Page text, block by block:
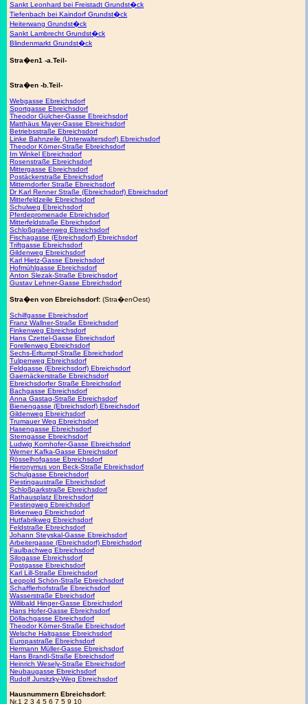
Sankt Leonhard bei Freistadt Grundst�ck
Tiefenbach bei Kaindorf Grundst�ck
Heiterwang Grundst�ck
Sankt Lambrecht Grundst�ck
Blindenmarkt Grundst�ck
Stra�en1 -a.Teil-
Stra�en -b.Teil-
Webgasse Ebreichsdorf
Sportgasse Ebreichsdorf
Theodor Gülcher-Gasse Ebreichsdorf
Matthäus Mayer-Gasse Ebreichsdorf
Betriebsstraße Ebreichsdorf
Linke Bahnzeile (Unterwaltersdorf) Ebreichsdorf
Theodor Körner-Straße Ebreichsdorf
Im Winkel Ebreichsdorf
Rosenstraße Ebreichsdorf
Mittergasse Ebreichsdorf
Postäckerstraße Ebreichsdorf
Mitterndorfer Straße Ebreichsdorf
Dr Karl Renner Straße (Ebreichsdorf) Ebreichsdorf
Mitterfeldzeile Ebreichsdorf
Schulweg Ebreichsdorf
Pferdepromenade Ebreichsdorf
Mitterfeldstraße Ebreichsdorf
Schloßgrabenweg Ebreichsdorf
Fischagasse (Ebreichsdorf) Ebreichsdorf
Triftgasse Ebreichsdorf
Gildenweg Ebreichsdorf
Karl Hietz-Gasse Ebreichsdorf
Hofmühlgasse Ebreichsdorf
Anton Slezak-Straße Ebreichsdorf
Gustav Lehner-Gasse Ebreichsdorf
Stra�en von Ebreichsdorf: (Stra�enOest)
Schilfgasse Ebreichsdorf
Franz Wallner-Straße Ebreichsdorf
Finkenweg Ebreichsdorf
Hans Czettel-Gasse Ebreichsdorf
Forellenweg Ebreichsdorf
Sechs-Erltumpf-Straße Ebreichsdorf
Tulpenweg Ebreichsdorf
Feldgasse (Ebreichsdorf) Ebreichsdorf
Gaernäckerstraße Ebreichsdorf
Ebreichsdorfer Straße Ebreichsdorf
Bachgasse Ebreichsdorf
Anna Gastag-Straße Ebreichsdorf
Bienengasse (Ebreichsdorf) Ebreichsdorf
Gildenweg Ebreichsdorf
Trumauer Weg Ebreichsdorf
Hasengasse Ebreichsdorf
Sterngasse Ebreichsdorf
Ludwig Kornhofer-Gasse Ebreichsdorf
Werner Kafka-Gasse Ebreichsdorf
Rösselhofgasse Ebreichsdorf
Hieronymus von Beck-Straße Ebreichsdorf
Schulgasse Ebreichsdorf
Piestingaustraße Ebreichsdorf
Schloßparkstraße Ebreichsdorf
Rathausplatz Ebreichsdorf
Piestingweg Ebreichsdorf
Birkenweg Ebreichsdorf
Hutfabrikweg Ebreichsdorf
Feldstraße Ebreichsdorf
Johann Steyskal-Gasse Ebreichsdorf
Arbeitergasse (Ebreichsdorf) Ebreichsdorf
Faulbachweg Ebreichsdorf
Silogasse Ebreichsdorf
Postgasse Ebreichsdorf
Karl Lill-Straße Ebreichsdorf
Leopold Schön-Straße Ebreichsdorf
Schafflerhofstraße Ebreichsdorf
Wasserstraße Ebreichsdorf
Willibald Hinger-Gasse Ebreichsdorf
Hans Hofer-Gasse Ebreichsdorf
Döllachgasse Ebreichsdorf
Theodor Körner-Straße Ebreichsdorf
Welsche Haltgasse Ebreichsdorf
Europastraße Ebreichsdorf
Hermann Müller-Gasse Ebreichsdorf
Hans Brandl-Straße Ebreichsdorf
Heinrich Wesely-Straße Ebreichsdorf
Neubaugasse Ebreichsdorf
Rudolf Jursitzky-Weg Ebreichsdorf
Hausnummern Ebreichsdorf:
Nr.1 2 3 4 5 6 7 5 9 10